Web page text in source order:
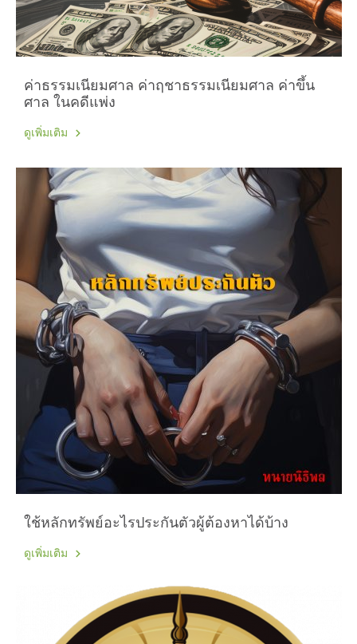
ค่าธรรมเนียมศาล ค่าฤชาธรรมเนียมศาล ค่าขึ้น
ศาล ในคดีแพ่ง
ดูเพิ่มเติม
ใช้หลักทรัพย์อะไรประกันตัวผู้ต้องหาได้บ้าง
ดูเพิ่มเติม